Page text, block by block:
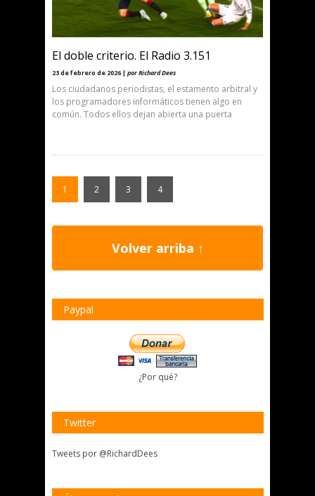
El doble criterio. El Radio 3.151
23 de febrero de 2026 | por Richard Dees
Los ciudadanos periodistas, el estamento arbitral y
los programadores informáticos tienen algo en
común. Todos ellos dejan abierta una puerta
1 2 3 4
Volver arriba ↑
Paypal
¿Por qué?
Twitter
Tweets por @RichardDees